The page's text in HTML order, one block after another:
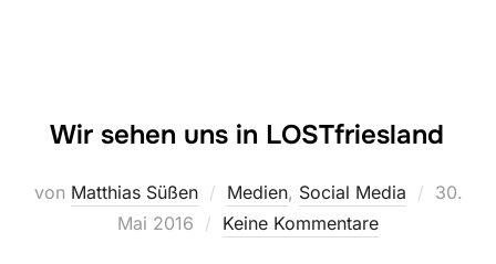
Wir sehen uns in LOSTfriesland
von Matthias Süßen Medien, Social Media
30.
Mai 2016
Keine Kommentare